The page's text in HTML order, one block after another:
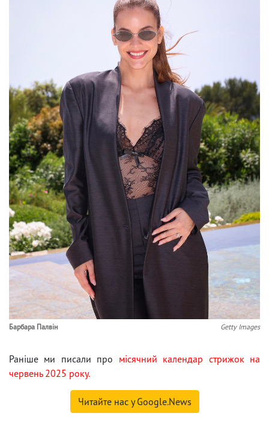
Барбара Палвін Getty Images
Раніше ми писали про місячний календар стрижок на
червень 2025 року.
Читайте нас у Google.News